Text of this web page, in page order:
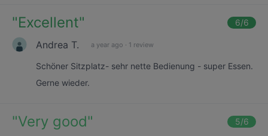
"Excellent" 6/6
Andrea T. a year ago · 1 review
Schöner Sitzplatz- sehr nette Bedienung - super Essen.
Gerne wieder.
"Very good" 5/6